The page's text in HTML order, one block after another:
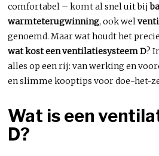
comfortabel – komt al snel uit bij
warmteterugwinning, ook wel
genoemd. Maar wat houdt het
wat kost een ventilatiesysteem D?
alles op een rij: van werking en
en slimme kooptips voor doe-het-
Wat is een
D?